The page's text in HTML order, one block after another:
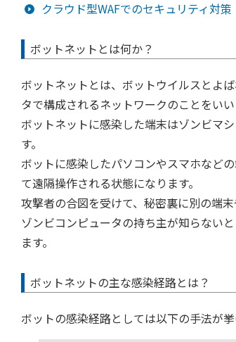
クラウド型WAFでのセキュリティ対策
ボットネットとは何か？
ボットネットとは、ボットウイルスとよ
タで構成されるネットワークのことをいい
ボットネットに感染した端末はゾンビマ
す。
ボットに感染したパソコンやスマホなど
て遠隔操作される状態になります。
攻撃者の合図を受けて、秘密裏に別の端
ゾンビコンピュータの持ち主が知らない
ます。
ボットネットの主な感染経路とは？
ボットの感染経路としては以下の手法が挙